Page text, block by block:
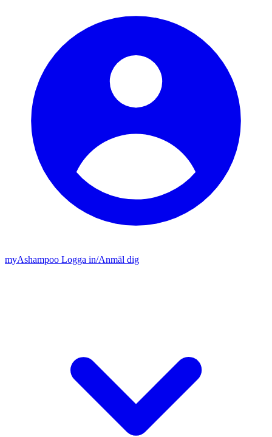
myAshampoo Logga in/Anmäl dig